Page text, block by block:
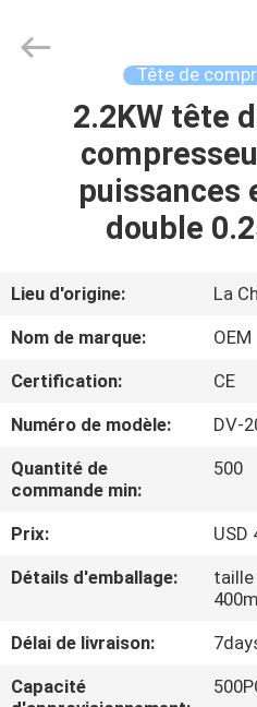
ACCUEIL
PRODUITS
PROPOS
DE
NOUS
VISITE
DE
CONTRÔLE
CONTACTEZ-
Machinery
Tête de
2.2KW tête
puissances
double
Lieu d'origine:
La
Nom de marque:
OEM
Certification:
CE
Numéro de modèle:
DV-
Quantité de
commande min:
500
Prix:
USD
Détails d'emballage:
taille
Délai de livraison:
Capacité